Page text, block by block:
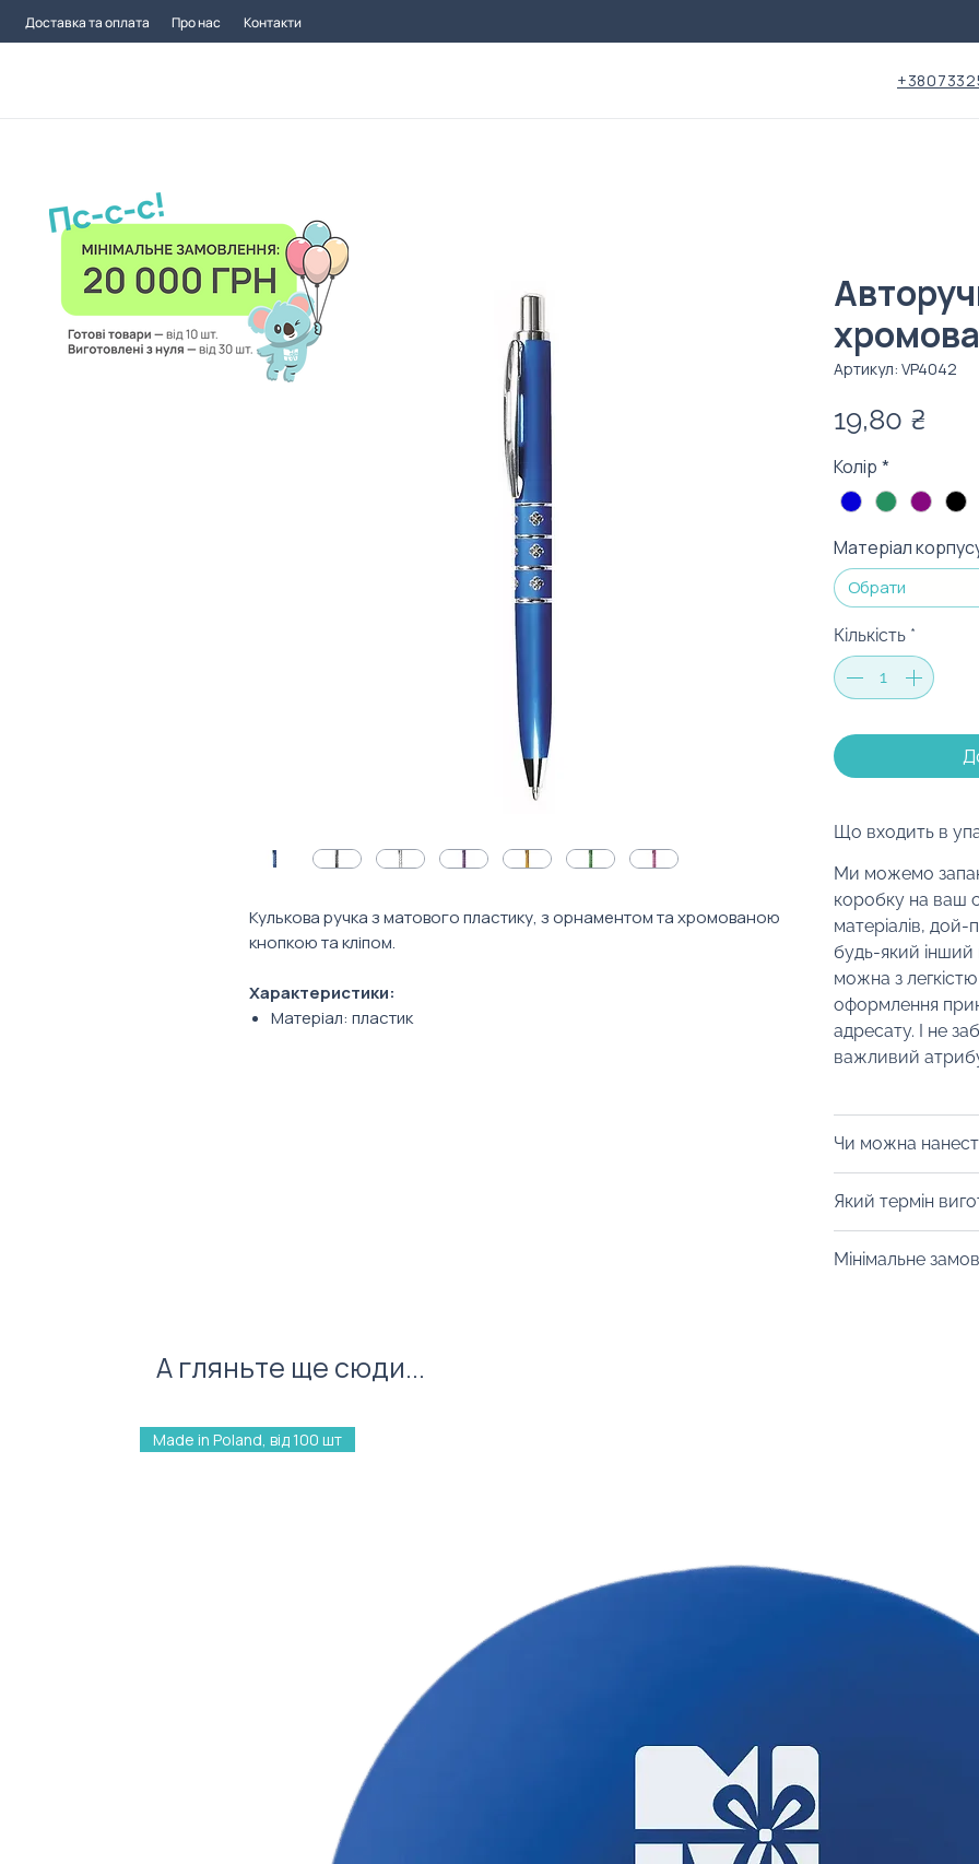
Доставка та оплата Про нас Контакти
Кулькова ручка з матового пластику, з орнаментом та хромованою
кнопкою та кліпом.
Характеристики:
Матеріал: пластик
Артикул: VP4042
19,80 ₴
Колір *
Матеріал
Обрати
Кількість *
Що входить в
Ми можемо
коробку на ваш
матеріалів,
будь-який інший
можна з
оформлення
адресату. І не
важливий
Чи можна
нанести
Який термін
конкретний
Мінімальне
А гляньте ще сюди...
Made in Poland, від 100 шт